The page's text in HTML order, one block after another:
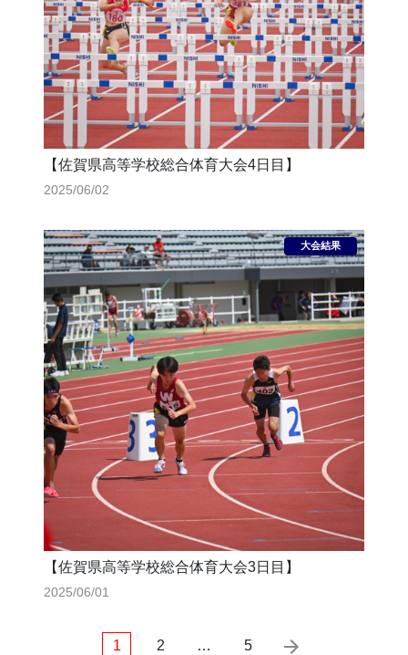
【佐賀県高等学校総合体育大会4日目】
2025/06/02
【佐賀県高等学校総合体育大会3日目】
2025/06/01
1 2 … 5